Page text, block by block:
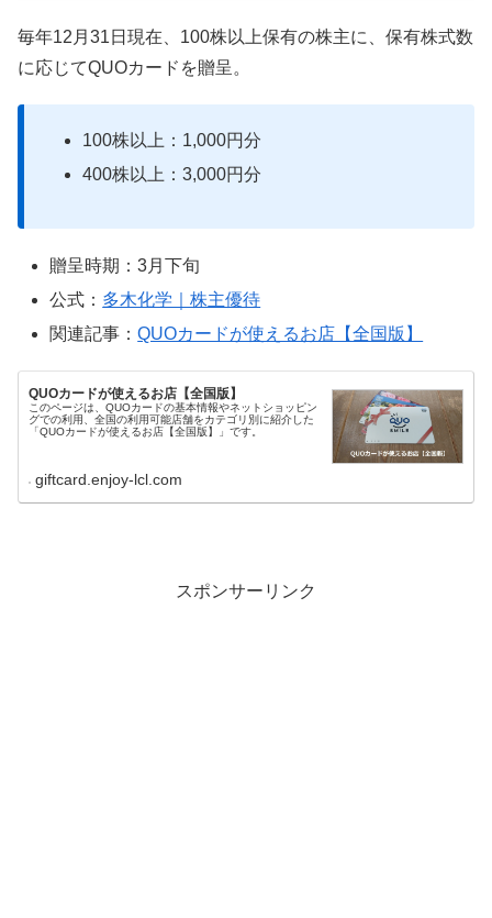
毎年12月31日現在、100株以上保有の株主に、保有株式数
に応じてQUOカードを贈呈。
100株以上：1,000円分
400株以上：3,000円分
贈呈時期：3月下旬
公式： 多木化学｜株主優待
関連記事：QUOカードが使えるお店【全国版】
QUOカードが使えるお店【全国版】
このページは、QUOカードの基本情報やネットショッピン
グでの利用、全国の利用可能店舗をカテゴリ別に紹介した
「QUOカードが使えるお店【全国版】」です。
giftcard.enjoy-lcl.com
スポンサーリンク